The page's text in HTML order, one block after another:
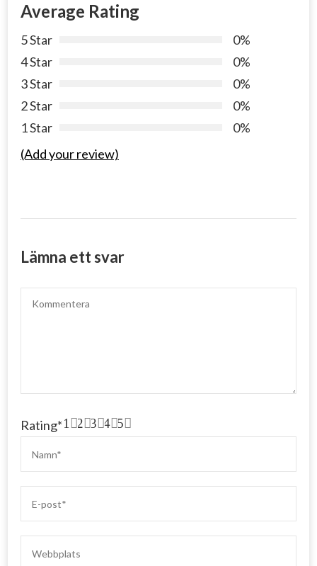
Average Rating
5 Star
0%
4 Star
0%
3 Star
0%
2 Star
0%
1 Star
0%
(Add your review)
Lämna ett svar
Rating* 5
4
3
2
1